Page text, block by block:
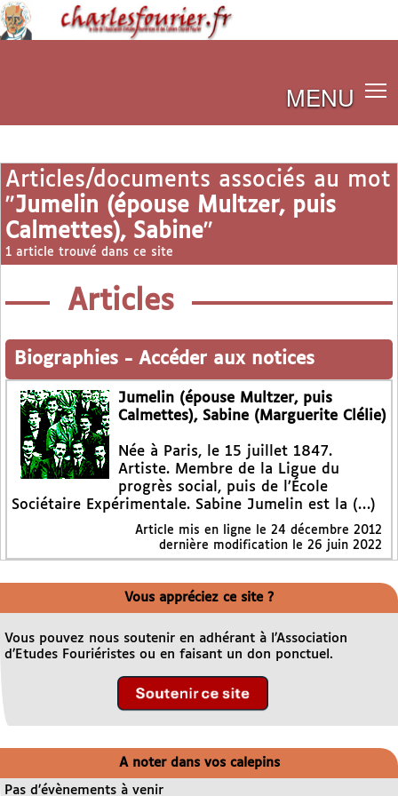
MENU
Articles/documents associés au mot
"Jumelin (épouse Multzer, puis
Calmettes), Sabine"
1 article trouvé dans ce site
Articles
Biographies - Accéder aux notices
Jumelin (épouse Multzer, puis
Calmettes), Sabine (Marguerite Clélie)
Née à Paris, le 15 juillet 1847.
Artiste. Membre de la Ligue du
progrès social, puis de l’École
Sociétaire Expérimentale. Sabine Jumelin est la (…)
Article mis en ligne le 24 décembre 2012
dernière modification le 26 juin 2022
Vous appréciez ce site ?
Vous pouvez nous soutenir en adhérant à l’Association
d’Etudes Fouriéristes ou en faisant un don ponctuel.
A noter dans vos calepins
Pas d’évènements à venir